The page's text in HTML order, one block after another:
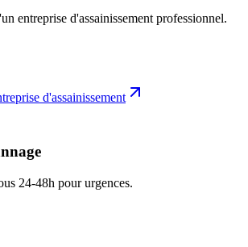
entreprise d'assainissement professionnel.
d'assainissement
24-48h pour urgences.